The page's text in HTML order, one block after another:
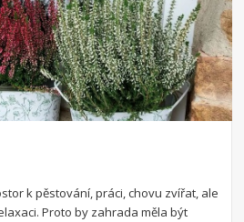
k pěstování, práci, chovu zvířat, ale
Proto by zahrada měla být